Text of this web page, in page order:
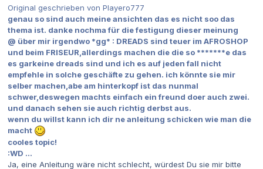
Original geschrieben von Playero777
genau so sind auch meine ansichten das es nicht soo das
thema ist. danke nochma für die festigung dieser meinung
@ über mir irgendwo *gg* : DREADS sind teuer im AFROSHOP
und beim FRISEUR,allerdings machen die die so *******e das
es garkeine dreads sind und ich es auf jeden fall nicht
empfehle in solche geschäfte zu gehen. ich könnte sie mir
selber machen,abe am hinterkopf ist das nunmal
schwer,deswegen machts einfach ein freund doer auch zwei.
und danach sehen sie auch richtig derbst aus.
wenn du willst kann ich dir ne anleitung schicken wie man die
macht
cooles topic!
:WD ...
Ja, eine Anleitung wäre nicht schlecht, würdest Du sie mir bitte